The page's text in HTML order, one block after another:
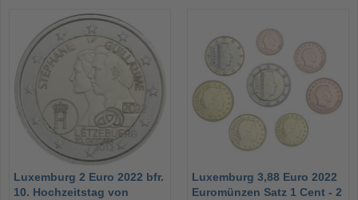
Luxemburg 2 Euro 2022 bfr.
10. Hochzeitstag von
Luxemburg 3,88 Euro 2022
Euromünzen Satz 1 Cent - 2